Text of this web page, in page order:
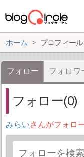
ホーム プロフィール
フォロー フォロワ
フォロー(0)
みらいさんがフォロ